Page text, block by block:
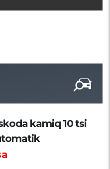
kamiq 10 tsi